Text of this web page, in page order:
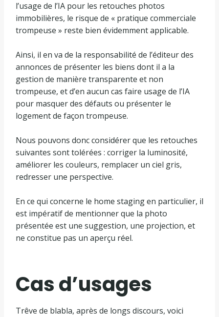
l’usage de l’IA pour les retouches photos
immobilières, le risque de « pratique commerciale
trompeuse » reste bien évidemment applicable.
Ainsi, il en va de la responsabilité de l’éditeur des
annonces de présenter les biens dont il a la
gestion de manière transparente et non
trompeuse, et d’en aucun cas faire usage de l’IA
pour masquer des défauts ou présenter le
logement de façon trompeuse.
Nous pouvons donc considérer que les retouches
suivantes sont tolérées : corriger la luminosité,
améliorer les couleurs, remplacer un ciel gris,
redresser une perspective.
En ce qui concerne le home staging en particulier, il
est impératif de mentionner que la photo
présentée est une suggestion, une projection, et
ne constitue pas un aperçu réel.
Cas d’usages
Trêve de blabla, après de longs discours, voici